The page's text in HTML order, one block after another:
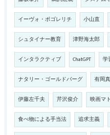
イーヴォ・ポゴレリチ 小山直
シュタイナー教育 津野海太郎
インタラクティブ ChatGPT 学
ナタリー・ゴールドバーグ 有岡真
伊藤左千夫 芹沢俊介 映画マ
食べ物による手当法 追求主義